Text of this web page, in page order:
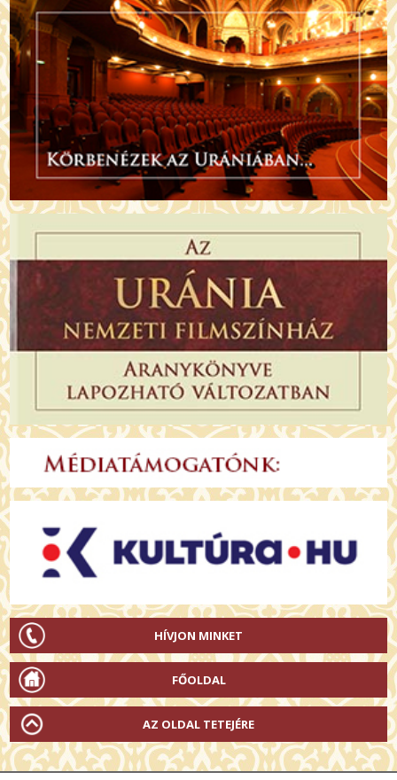
HÍVJON MINKET
FŐOLDAL
AZ OLDAL TETEJÉRE